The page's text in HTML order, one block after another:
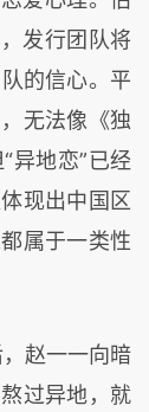
发行团队将
的信心。平
无法像《独
异地恋”已经
现出中国区
属于一类性
赵一一向暗
过异地，就